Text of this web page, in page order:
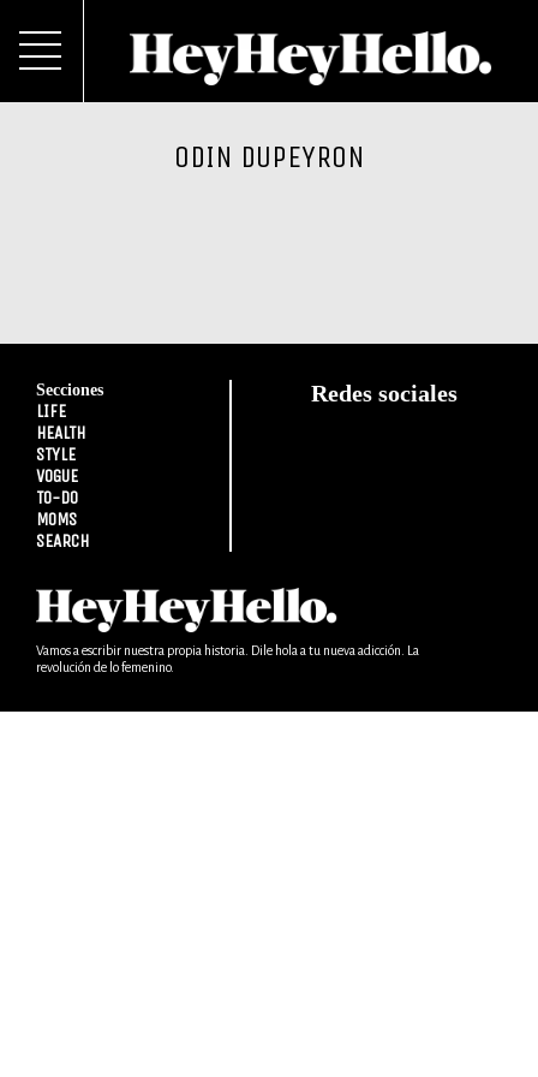
ODIN DUPEYRON
Secciones
LIFE
HEALTH
STYLE
VOGUE
TO-DO
MOMS
SEARCH
Redes sociales
Vamos a escribir nuestra propia historia. Dile hola a tu nueva adicción. La
revolución de lo femenino.